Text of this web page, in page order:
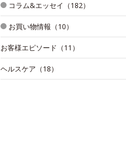
コラム&エッセイ（182）
お買い物情報（10）
お客様エピソード（11）
ヘルスケア（18）